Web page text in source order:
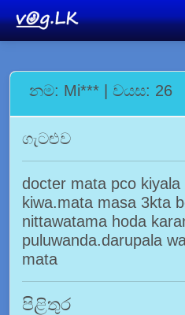
නම: Mi*** | වයස: 26
ගැටළුව
docter mata pco kiyala
kiwa.mata masa 3kta
nittawatama hoda
puluwanda.darupala
mata
පිළිතුර